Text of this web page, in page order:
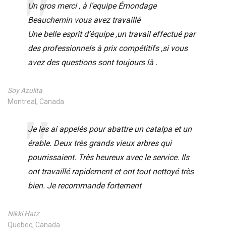
Un gros merci , à l’equipe Émondage
Beauchemin vous avez travaillé
Une belle esprit d’équipe ,un travail effectué par
des professionnels à prix compétitifs ,si vous
avez des questions sont toujours là .
Soy Azulita
Montreal, Canada
Je les ai appelés pour abattre un catalpa et un
érable. Deux très grands vieux arbres qui
pourrissaient. Très heureux avec le service. Ils
ont travaillé rapidement et ont tout nettoyé très
bien. Je recommande fortement
Nikki Hatz
Quebec, Canada